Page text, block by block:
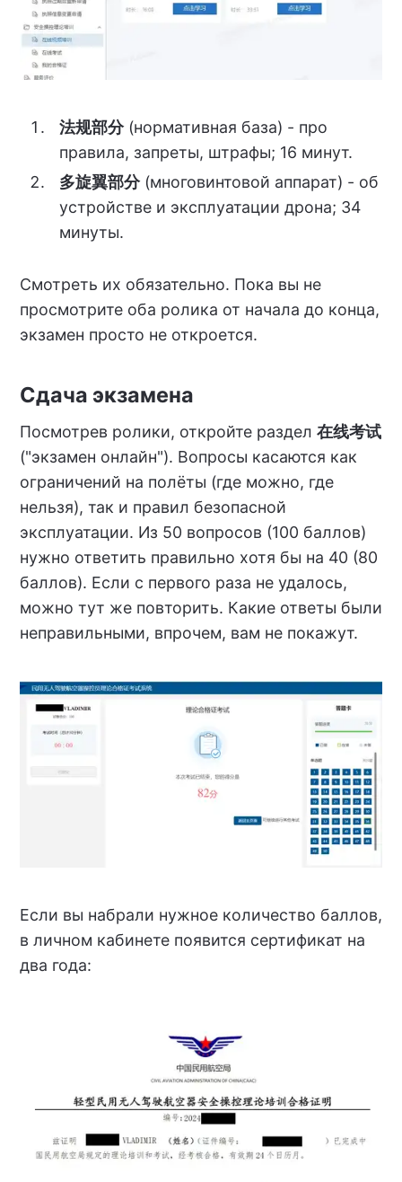
法规部分(нормативная база) - про
правила, запреты, штрафы; 16 минут.
多旋翼部分(многовинтовой аппарат) - об
устройстве и эксплуатации дрона; 34
минуты.
Смотреть их обязательно. Пока вы не
просмотрите оба ролика от начала до конца,
экзамен просто не откроется.
Сдача экзамена
Посмотрев ролики, откройте раздел 在线考试
("экзамен онлайн"). Вопросы касаются как
ограничений на полёты (где можно, где
нельзя), так и правил безопасной
эксплуатации. Из 50 вопросов (100 баллов)
нужно ответить правильно хотя бы на 40 (80
баллов). Если с первого раза не удалось,
можно тут же повторить. Какие ответы были
неправильными, впрочем, вам не покажут.
Если вы набрали нужное количество баллов,
в личном кабинете появится сертификат на
два года: